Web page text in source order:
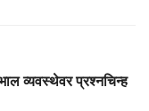
व्यवस्थेवर प्रश्नचिन्ह